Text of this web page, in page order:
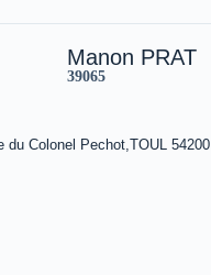
Manon PRAT
39065
du Colonel Pechot,TOUL 54200